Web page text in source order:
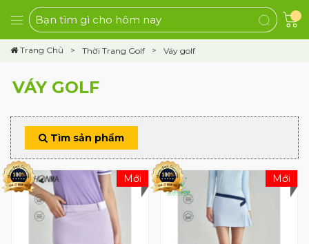
Trang Chủ Thời Trang Golf Váy golf
VÁY GOLF
Tìm sản phẩm
Mới Mới